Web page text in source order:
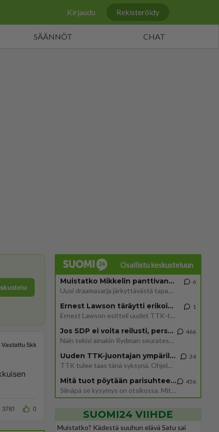
Kirjaudu Rekisteröidy
SÄÄNNÖT CHAT
Vastattu 5kk
3761 0
Osallistu keskusteluun
Muistatko Mikkelin panttivankidraaman?
Uusi draamasarja järkyttävästä tapauksesta on tulossa. Tositapahtumiin perustuva sarja ammentaa vuoden 1986 Mikkelin pan
6
Ernest Lawson täräytti erikoisen heiton TTK-lehdistötilaisuudessa: " Onko tässä tarkoituksena...?"
Ernest Lawson esitteli uudet TTK-tähtioppilaat ja opettajat torstaina 6.8. lehdistölle. Tulevalla kaudella on yksi hausk
1
Jos SDP ei voita reilusti, persut kumoavat demokratian Suomesta
Näin tekisi ainakin Rydman seuratessaan idolinsa Trumpin mallia https://www.is.fi/politiikka/art-2000012187244.html
466
Uuden TTK-juontajan ympärillä epätietoisuus sakenee - Nyt MTV hämmentää soppaa
TTK tulee taas tänä syksynä. Ohjelman uudet tähtioppilaat julkistetaan torstaina 6. elokuuta klo 14 alkavassa lehdistö
34
Mitä tuot pöytään parisuhteessa?
Siinäpä se kysymys on otsikossa. Mitäpä siis tuot/toisit pöytään parisuhteessa? Oletko mies vai nainen? Koetko sen mitä
456
SUOMI24 VIIHDE
Muistatko? Kädestä suuhun elävä Satu sai